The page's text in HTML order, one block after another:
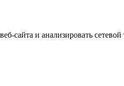
сайта и анализировать сетевой